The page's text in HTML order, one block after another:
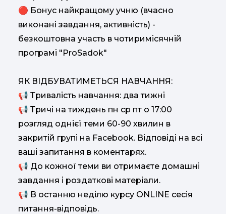
🔴 Бонус найкращому учню (вчасно
виконані завдання, активність) -
безкоштовна участь в чотиримісячній
програмі "ProSadok"
ЯК ВІДБУВАТИМЕТЬСЯ НАВЧАННЯ:
📢 Тривалість навчання: два тижні
📢 Тричі на тиждень пн ср пт о 17:00
розгляд однієї теми 60-90 хвилин в
закритій групі на Facebook. Відповіді на всі
ваші запитання в коментарях.
📢 До кожної теми ви отримаєте домашні
завдання і роздаткові матеріали.
📢 В останню неділю курсу ONLINE сесія
питання-відповідь.